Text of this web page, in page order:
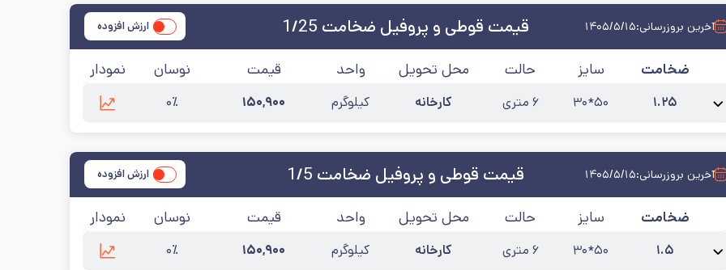
ارزش افزوده قیمت قوطی و پروفیل ضخامت 1/25 آخرین بروزرسانی:۱۴۰۵/۵/۱۵
ضخامت سایز حالت محل تحویل واحد قیمت نوسان نمودار
۱.۲۵ ۵۰*۳۰ ۶ متری کارخانه کیلوگرم ۱۵۰,۹۰۰ ۰٪
ارزش افزوده قیمت قوطی و پروفیل ضخامت 1/5 آخرین بروزرسانی:۱۴۰۵/۵/۱۵
ضخامت سایز حالت محل تحویل واحد قیمت نوسان نمودار
۱.۵ ۵۰*۳۰ ۶ متری کارخانه کیلوگرم ۱۵۰,۹۰۰ ۰٪